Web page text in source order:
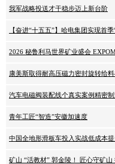
我军战略投送才干稳步迈上新台阶
【奋进“十五五”】哈电集团实现首
2026 秘鲁利马世界矿业盛会
康美斯取得耐高压磁力密封旋转给
汽车电磁阀装配线个真实案例精密
青年工匠“智造”安徽加速度
中国全地形滑板车投入实战低成本
矿山 “活教材” 郭金陵！ 匠心守矿山